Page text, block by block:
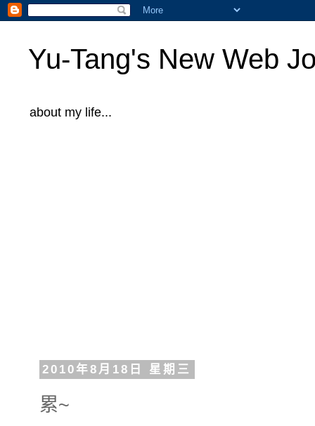
Yu-Tang's New Web
about my life...
2010年8月18日 星期三
累~